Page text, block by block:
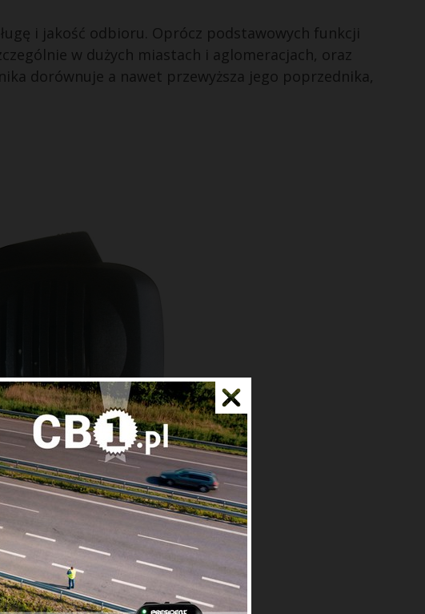
i jakość odbioru. Oprócz podstawowych funkcji
w dużych miastach i aglomeracjach, oraz
dorównuje a nawet przewyższa jego poprzednika,